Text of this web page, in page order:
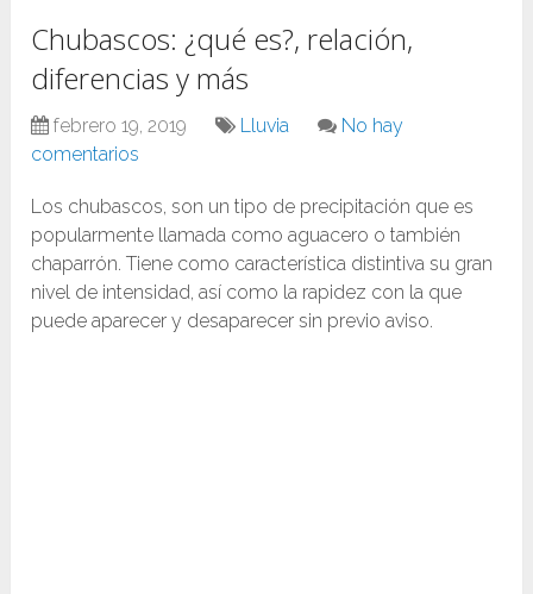
Chubascos: ¿qué es?, relación,
diferencias y más
febrero 19, 2019 Lluvia
No hay
comentarios
Los chubascos, son un tipo de precipitación que es
popularmente llamada como aguacero o también
chaparrón. Tiene como característica distintiva su gran
nivel de intensidad, así como la rapidez con la que
puede aparecer y desaparecer sin previo aviso.